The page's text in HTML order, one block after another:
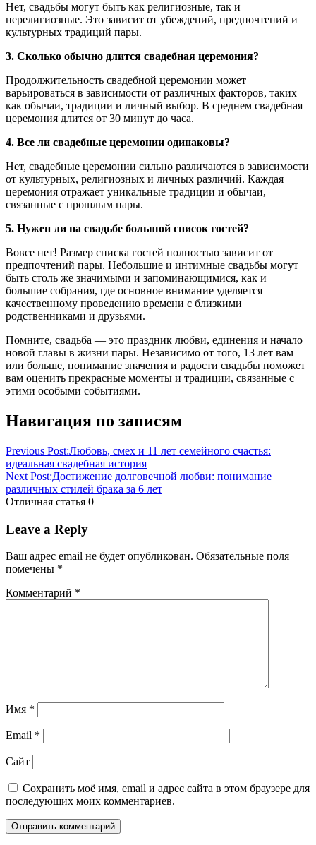
Нет, свадьбы могут быть как религиозные, так и
нерелигиозные. Это зависит от убеждений, предпочтений и
культурных традиций пары.
3. Сколько обычно длится свадебная церемония?
Продолжительность свадебной церемонии может
варьироваться в зависимости от различных факторов, таких
как обычаи, традиции и личный выбор. В среднем свадебная
церемония длится от 30 минут до часа.
4. Все ли свадебные церемонии одинаковы?
Нет, свадебные церемонии сильно различаются в зависимости
от культурных, религиозных и личных различий. Каждая
церемония отражает уникальные традиции и обычаи,
связанные с прошлым пары.
5. Нужен ли на свадьбе большой список гостей?
Вовсе нет! Размер списка гостей полностью зависит от
предпочтений пары. Небольшие и интимные свадьбы могут
быть столь же значимыми и запоминающимися, как и
большие собрания, где основное внимание уделяется
качественному проведению времени с близкими
родственниками и друзьями.
Помните, свадьба — это праздник любви, единения и начало
новой главы в жизни пары. Независимо от того, 13 лет вам
или больше, понимание значения и радости свадьбы поможет
вам оценить прекрасные моменты и традиции, связанные с
этими особыми событиями.
Навигация по записям
Previous Post:Любовь, смех и 11 лет семейного счастья:
идеальная свадебная история
Next Post:Достижение долговечной любви: понимание
различных стилей брака за 6 лет
Отличная статья 0
Leave a Reply
Ваш адрес email не будет опубликован. Обязательные поля
помечены *
Комментарий *
Имя *
Email *
Сайт
Сохранить моё имя, email и адрес сайта в этом браузере для
последующих моих комментариев.